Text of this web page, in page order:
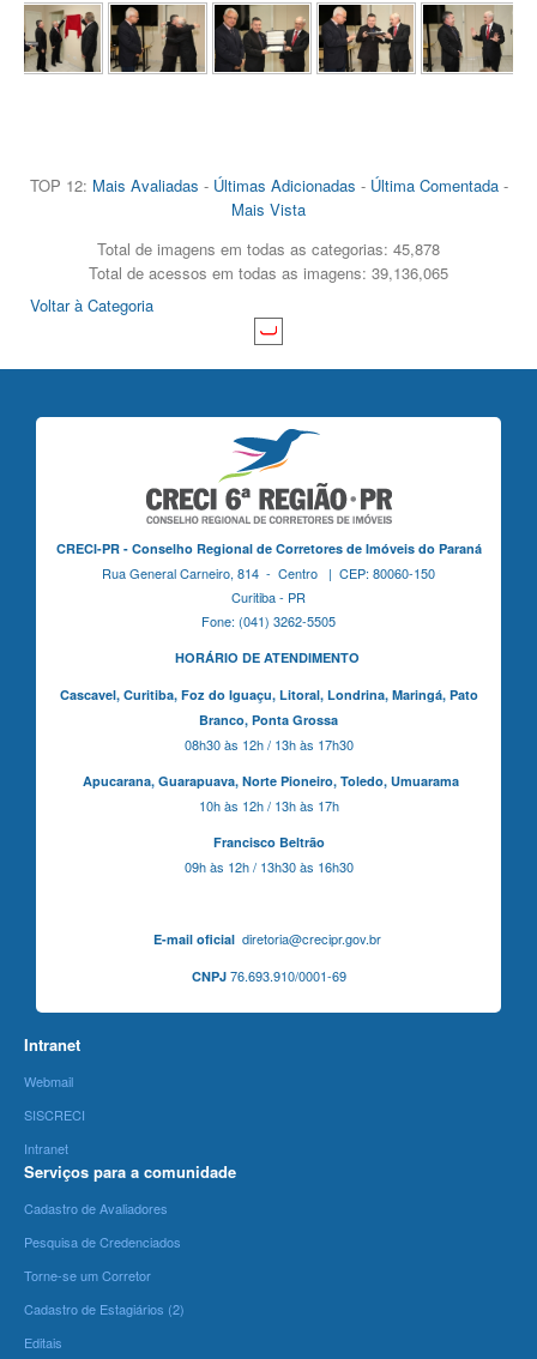
TOP 12: Mais Avaliadas - Últimas Adicionadas - Última Comentada-
Mais Vista
Total de imagens em todas as categorias: 45,878
Total de acessos em todas as imagens: 39,136,065
Voltar à Categoria
CRECI-PR - Conselho Regional de Corretores de Imóveis do Paraná
Rua General Carneiro, 814 - Centro | CEP: 80060-150
Curitiba - PR
Fone: (041) 3262-5505
HORÁRIO DE ATENDIMENTO
Cascavel, Curitiba,Foz do Iguaçu, Litoral, Londrina, Maringá, Pato
Branco, Ponta Grossa
08h30 às 12h / 13h às 17h30
Apucarana, Guarapuava, Norte Pioneiro, Toledo, Umuarama
10h às 12h / 13h às 17h
Francisco Beltrão
09h às 12h / 13h30 às 16h30
E-mail oficialdiretoria@crecipr.gov.br
CNPJ76.693.910/0001-69
Intranet
Webmail
SISCRECI
Intranet
Serviços para a comunidade
Cadastro de Avaliadores
Pesquisa de Credenciados
Torne-se um Corretor
Cadastro de Estagiários (2)
Editais